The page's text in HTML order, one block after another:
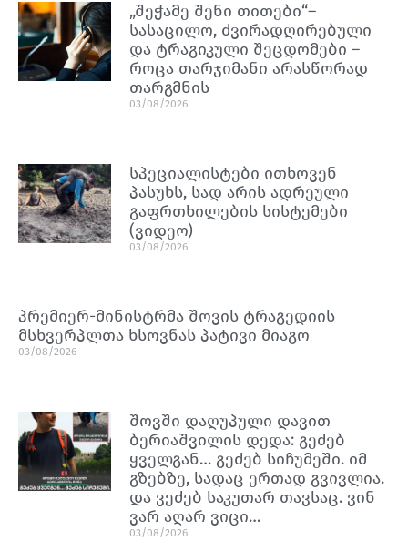
„შეჭამე შენი თითები“–
სასაცილო, ძვირადღირებული
და ტრაგიკული შეცდომები –
როცა თარჯიმანი არასწორად
თარგმნის
03/08/2026
სპეციალისტები ითხოვენ
პასუხს, სად არის ადრეული
გაფრთხილების სისტემები
(ვიდეო)
03/08/2026
პრემიერ-მინისტრმა შოვის ტრაგედიის
მსხვერპლთა ხსოვნას პატივი მიაგო
03/08/2026
შოვში დაღუპული დავით
ბერიაშვილის დედა: გეძებ
ყველგან… გეძებ სიჩუმეში. იმ
გზებზე, სადაც ერთად გვივლია.
და ვეძებ საკუთარ თავსაც. ვინ
ვარ აღარ ვიცი…
03/08/2026